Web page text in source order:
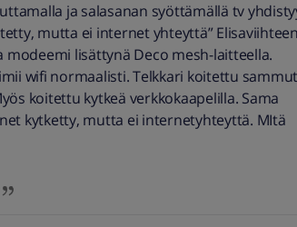
ja salasanan syöttämällä tv
mutta ei internet yhteyttä” Elisaviihteen
lisättynä Deco mesh-laitteella.
wifi normaalisti. Telkkari koitettu
koitettu kytkeä verkkokaapelilla. Sama
kytketty, mutta ei internetyhteyttä. MItä